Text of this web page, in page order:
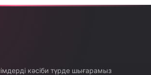
кәсіби түрде шығарамыз